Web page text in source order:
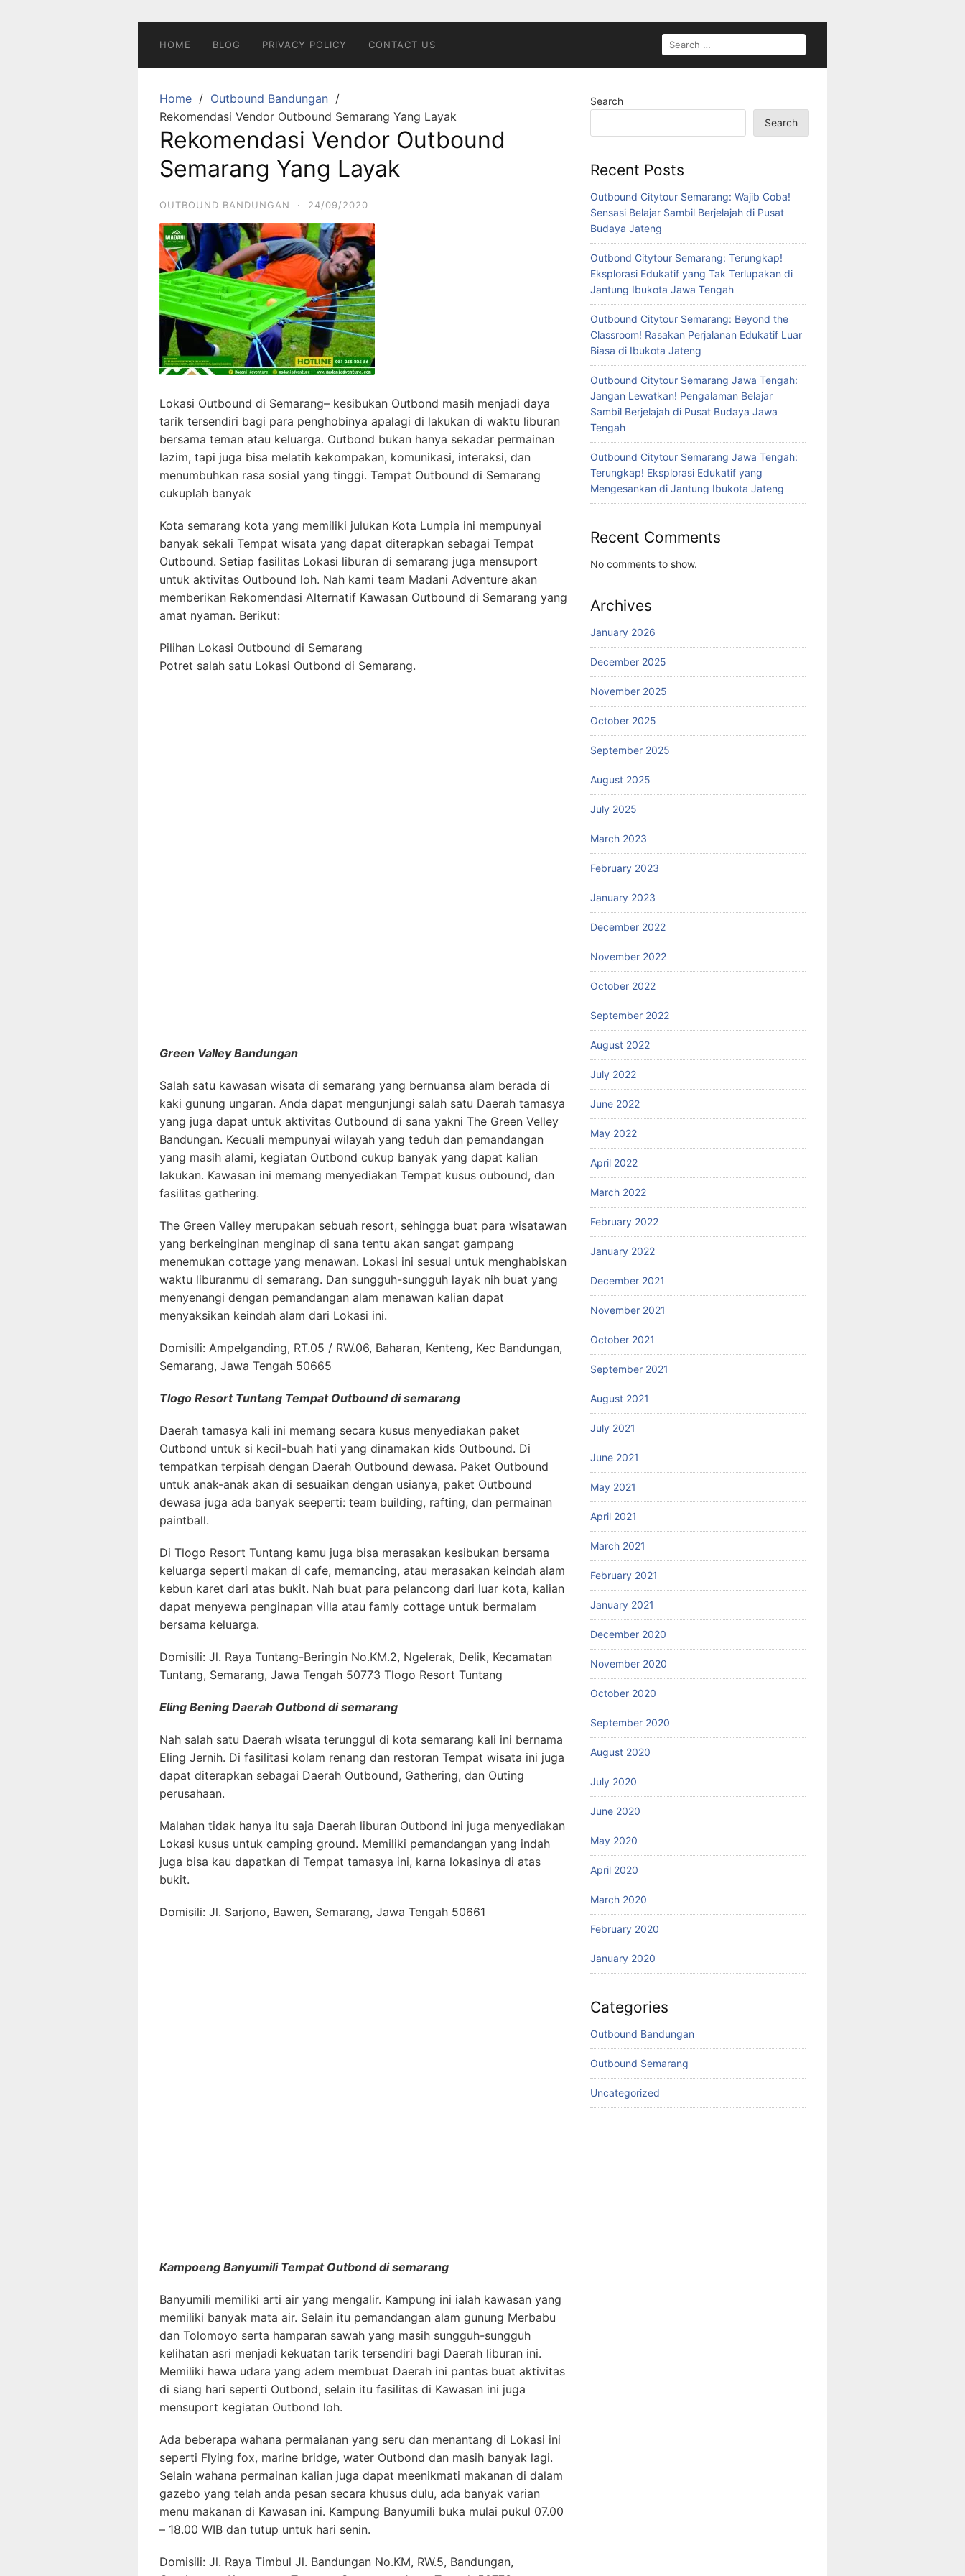
HOME BLOG PRIVACY POLICY CONTACT US
SEARCH
FOR:
Home
Outbound Bandungan
Rekomendasi Vendor Outbound Semarang Yang Layak
Rekomendasi Vendor Outbound
Semarang Yang Layak
OUTBOUND BANDUNGAN · 24/09/2020
Lokasi Outbound di Semarang– kesibukan Outbond masih menjadi daya
tarik tersendiri bagi para penghobinya apalagi di lakukan di waktu liburan
bersama teman atau keluarga. Outbond bukan hanya sekadar permainan
lazim, tapi juga bisa melatih kekompakan, komunikasi, interaksi, dan
menumbuhkan rasa sosial yang tinggi. Tempat Outbound di Semarang
cukuplah banyak
Kota semarang kota yang memiliki julukan Kota Lumpia ini mempunyai
banyak sekali Tempat wisata yang dapat diterapkan sebagai Tempat
Outbound. Setiap fasilitas Lokasi liburan di semarang juga mensuport
untuk aktivitas Outbound loh. Nah kami team Madani Adventure akan
memberikan Rekomendasi Alternatif Kawasan Outbound di Semarang yang
amat nyaman. Berikut:
Pilihan Lokasi Outbound di Semarang
Potret salah satu Lokasi Outbond di Semarang.
Green Valley Bandungan
Salah satu kawasan wisata di semarang yang bernuansa alam berada di
kaki gunung ungaran. Anda dapat mengunjungi salah satu Daerah tamasya
yang juga dapat untuk aktivitas Outbound di sana yakni The Green Velley
Bandungan. Kecuali mempunyai wilayah yang teduh dan pemandangan
yang masih alami, kegiatan Outbond cukup banyak yang dapat kalian
lakukan. Kawasan ini memang menyediakan Tempat kusus oubound, dan
fasilitas gathering.
The Green Valley merupakan sebuah resort, sehingga buat para wisatawan
yang berkeinginan menginap di sana tentu akan sangat gampang
menemukan cottage yang menawan. Lokasi ini sesuai untuk menghabiskan
waktu liburanmu di semarang. Dan sungguh-sungguh layak nih buat yang
menyenangi dengan pemandangan alam menawan kalian dapat
menyaksikan keindah alam dari Lokasi ini.
Domisili: Ampelganding, RT.05 / RW.06, Baharan, Kenteng, Kec Bandungan,
Semarang, Jawa Tengah 50665
Tlogo Resort Tuntang Tempat Outbound di semarang
Daerah tamasya kali ini memang secara kusus menyediakan paket
Outbond untuk si kecil-buah hati yang dinamakan kids Outbound. Di
tempatkan terpisah dengan Daerah Outbound dewasa. Paket Outbound
untuk anak-anak akan di sesuaikan dengan usianya, paket Outbound
dewasa juga ada banyak seeperti: team building, rafting, dan permainan
paintball.
Di Tlogo Resort Tuntang kamu juga bisa merasakan kesibukan bersama
keluarga seperti makan di cafe, memancing, atau merasakan keindah alam
kebun karet dari atas bukit. Nah buat para pelancong dari luar kota, kalian
dapat menyewa penginapan villa atau famly cottage untuk bermalam
bersama keluarga.
Domisili: Jl. Raya Tuntang-Beringin No.KM.2, Ngelerak, Delik, Kecamatan
Tuntang, Semarang, Jawa Tengah 50773 Tlogo Resort Tuntang
Eling Bening Daerah Outbond di semarang
Nah salah satu Daerah wisata terunggul di kota semarang kali ini bernama
Eling Jernih. Di fasilitasi kolam renang dan restoran Tempat wisata ini juga
dapat diterapkan sebagai Daerah Outbound, Gathering, dan Outing
perusahaan.
Malahan tidak hanya itu saja Daerah liburan Outbond ini juga menyediakan
Lokasi kusus untuk camping ground. Memiliki pemandangan yang indah
juga bisa kau dapatkan di Tempat tamasya ini, karna lokasinya di atas
bukit.
Domisili: Jl. Sarjono, Bawen, Semarang, Jawa Tengah 50661
Kampoeng Banyumili Tempat Outbond di semarang
Banyumili memiliki arti air yang mengalir. Kampung ini ialah kawasan yang
memiliki banyak mata air. Selain itu pemandangan alam gunung Merbabu
dan Tolomoyo serta hamparan sawah yang masih sungguh-sungguh
kelihatan asri menjadi kekuatan tarik tersendiri bagi Daerah liburan ini.
Memiliki hawa udara yang adem membuat Daerah ini pantas buat aktivitas
di siang hari seperti Outbond, selain itu fasilitas di Kawasan ini juga
mensuport kegiatan Outbond loh.
Ada beberapa wahana permaianan yang seru dan menantang di Lokasi ini
seperti Flying fox, marine bridge, water Outbond dan masih banyak lagi.
Selain wahana permainan kalian juga dapat meenikmati makanan di dalam
gazebo yang telah anda pesan secara khusus dulu, ada banyak varian
menu makanan di Kawasan ini. Kampung Banyumili buka mulai pukul 07.00
– 18.00 WIB dan tutup untuk hari senin.
Domisili: Jl. Raya Timbul Jl. Bandungan No.KM, RW.5, Bandungan,
Search
Search
Recent Posts
Outbound Citytour Semarang: Wajib Coba!
Sensasi Belajar Sambil Berjelajah di Pusat
Budaya Jateng
Outbond Citytour Semarang: Terungkap!
Eksplorasi Edukatif yang Tak Terlupakan di
Jantung Ibukota Jawa Tengah
Outbound Citytour Semarang: Beyond the
Classroom! Rasakan Perjalanan Edukatif Luar
Biasa di Ibukota Jateng
Outbound Citytour Semarang Jawa Tengah:
Jangan Lewatkan! Pengalaman Belajar
Sambil Berjelajah di Pusat Budaya Jawa
Tengah
Outbound Citytour Semarang Jawa Tengah:
Terungkap! Eksplorasi Edukatif yang
Mengesankan di Jantung Ibukota Jateng
Recent Comments
No comments to show.
Archives
January 2026
December 2025
November 2025
October 2025
September 2025
August 2025
July 2025
March 2023
February 2023
January 2023
December 2022
November 2022
October 2022
September 2022
August 2022
July 2022
June 2022
May 2022
April 2022
March 2022
February 2022
January 2022
December 2021
November 2021
October 2021
September 2021
August 2021
July 2021
June 2021
May 2021
April 2021
March 2021
February 2021
January 2021
December 2020
November 2020
October 2020
September 2020
August 2020
July 2020
June 2020
May 2020
April 2020
March 2020
February 2020
January 2020
Categories
Outbound Bandungan
Outbound Semarang
Uncategorized